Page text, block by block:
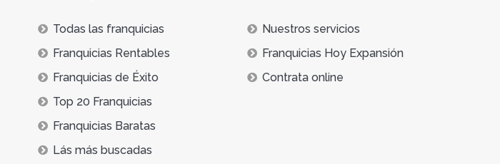
Todas las franquicias
Franquicias Rentables
Franquicias de Éxito
Top 20 Franquicias
Franquicias Baratas
Lás más buscadas
Nuestros servicios
Franquicias Hoy Expansión
Contrata online